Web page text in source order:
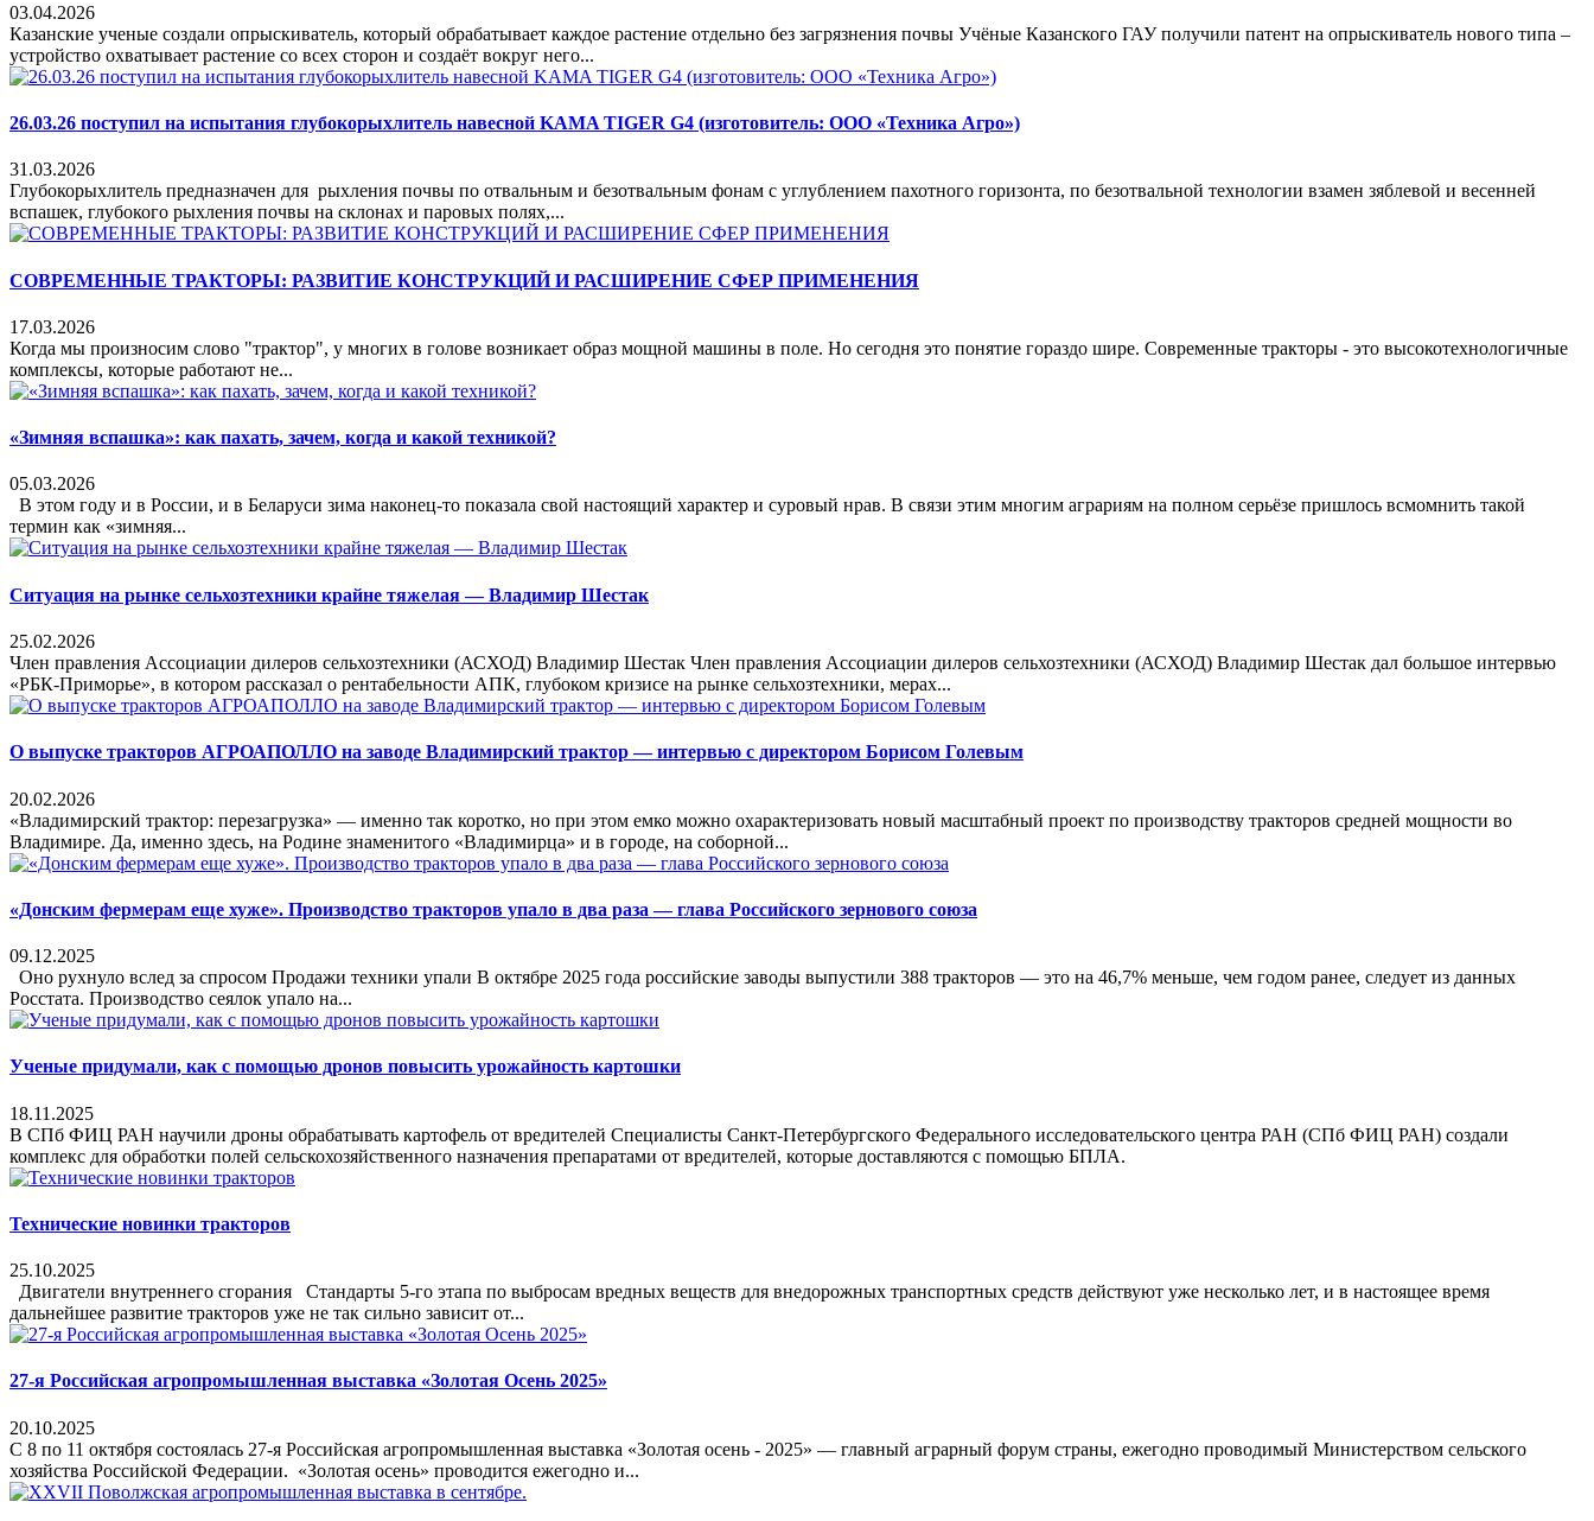
03.04.2026
Казанские ученые создали опрыскиватель, который обрабатывает каждое растение отдельно без загрязнения почвы Учёные Казанского ГАУ получили патент на опрыскиватель нового типа –
устройство охватывает растение со всех сторон и создаёт вокруг него...
26.03.26 поступил на испытания глубокорыхлитель навесной KAMA TIGER G4 (изготовитель: ООО «Техника Агро»)
31.03.2026
Глубокорыхлитель предназначен для рыхления почвы по отвальным и безотвальным фонам с углублением пахотного горизонта, по безотвальной технологии взамен зяблевой и весенней
вспашек, глубокого рыхления почвы на склонах и паровых полях,...
СОВРЕМЕННЫЕ ТРАКТОРЫ: РАЗВИТИЕ КОНСТРУКЦИЙ И РАСШИРЕНИЕ СФЕР ПРИМЕНЕНИЯ
17.03.2026
Когда мы произносим слово "трактор", у многих в голове возникает образ мощной машины в поле. Но сегодня это понятие гораздо шире. Современные тракторы - это высокотехнологичные
комплексы, которые работают не...
«Зимняя вспашка»: как пахать, зачем, когда и какой техникой?
05.03.2026
В этом году и в России, и в Беларуси зима наконец-то показала свой настоящий характер и суровый нрав. В связи этим многим аграриям на полном серьёзе пришлось всмомнить такой
термин как «зимняя...
Ситуация на рынке сельхозтехники крайне тяжелая — Владимир Шестак
25.02.2026
Член правления Ассоциации дилеров сельхозтехники (АСХОД) Владимир Шестак Член правления Ассоциации дилеров сельхозтехники (АСХОД) Владимир Шестак дал большое интервью
«РБК-Приморье», в котором рассказал о рентабельности АПК, глубоком кризисе на рынке сельхозтехники, мерах...
О выпуске тракторов АГРОАПОЛЛО на заводе Владимирский трактор — интервью с директором Борисом Голевым
20.02.2026
«Владимирский трактор: перезагрузка» — именно так коротко, но при этом емко можно охарактеризовать новый масштабный проект по производству тракторов средней мощности во
Владимире. Да, именно здесь, на Родине знаменитого «Владимирца» и в городе, на соборной...
«Донским фермерам еще хуже». Производство тракторов упало в два раза — глава Российского зернового союза
09.12.2025
Оно рухнуло вслед за спросом Продажи техники упали В октябре 2025 года российские заводы выпустили 388 тракторов — это на 46,7% меньше, чем годом ранее, следует из данных
Росстата. Производство сеялок упало на...
Ученые придумали, как с помощью дронов повысить урожайность картошки
18.11.2025
В СПб ФИЦ РАН научили дроны обрабатывать картофель от вредителей Специалисты Санкт-Петербургского Федерального исследовательского центра РАН (СПб ФИЦ РАН) создали
комплекс для обработки полей сельскохозяйственного назначения препаратами от вредителей, которые доставляются с помощью БПЛА.
Технические новинки тракторов
25.10.2025
Двигатели внутреннего сгорания Стандарты 5-го этапа по выбросам вредных веществ для внедорожных транспортных средств действуют уже несколько лет, и в настоящее время
дальнейшее развитие тракторов уже не так сильно зависит от...
27-я Российская агропромышленная выставка «Золотая Осень 2025»
20.10.2025
С 8 по 11 октября состоялась 27-я Российская агропромышленная выставка «Золотая осень - 2025» — главный аграрный форум страны, ежегодно проводимый Министерством сельского
хозяйства Российской Федерации. «Золотая осень» проводится ежегодно и...